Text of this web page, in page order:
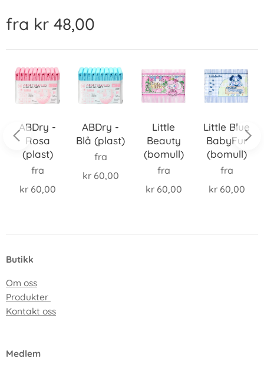
fra kr 48,00
ABDry -
Rosa
(plast)
fra
kr 60,00
ABDry -
Blå (plast)
fra
kr 60,00
Little
Beauty
(bomull)
fra
kr 60,00
Little Blue
BabyFur
(bomull)
fra
kr 60,00
Butikk
Om oss
Produkter
Kontakt oss
Medlem